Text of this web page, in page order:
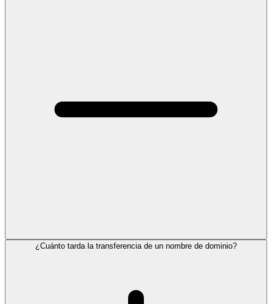
¿Cuánto tarda la transferencia de un nombre de dominio?